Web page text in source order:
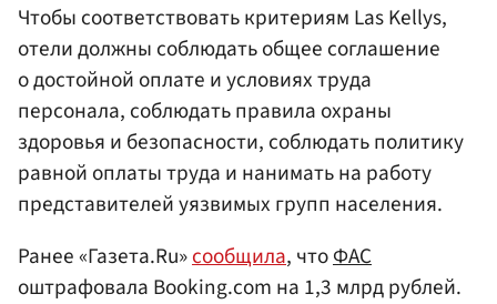
Чтобы соответствовать критериям Las Kellys,
отели должны соблюдать общее соглашение
о достойной оплате и условиях труда
персонала, соблюдать правила охраны
здоровья и безопасности, соблюдать политику
равной оплаты труда и нанимать на работу
представителей уязвимых групп населения.
Ранее «Газета.Ru»сообщила, чтоФАС
оштрафовала Booking.сom на 1,3 млрд рублей.